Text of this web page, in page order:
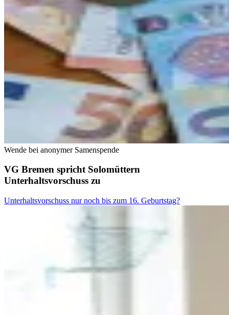
Wende bei anonymer Samenspende
VG Bremen spricht Solomüttern
Unterhaltsvorschuss zu
Unterhaltsvorschuss nur noch bis zum 16. Geburtstag?